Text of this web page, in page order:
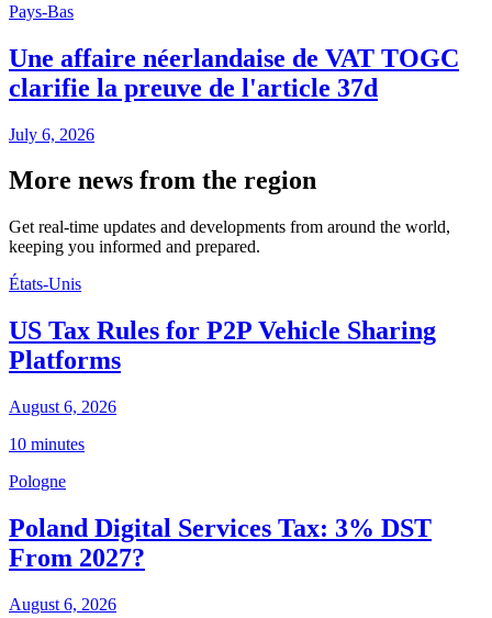
Pays-Bas
Une affaire néerlandaise de VAT TOGC
clarifie la preuve de l'article 37d
July 6, 2026
More news from the region
Get real-time updates and developments from around the world,
keeping you informed and prepared.
États-Unis
US Tax Rules for P2P Vehicle Sharing
Platforms
August 6, 2026
10 minutes
Pologne
Poland Digital Services Tax: 3% DST
From 2027?
August 6, 2026